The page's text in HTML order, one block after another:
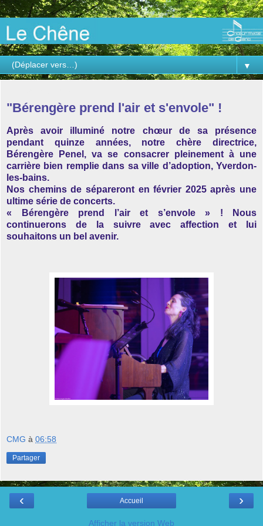
▼
"Bérengère prend l'air et s'envole" !
Après avoir illuminé notre chœur de sa présence
pendant quinze années, notre chère directrice,
Bérengère Penel, va se consacrer pleinement à une
carrière bien remplie dans sa ville d’adoption, Yverdon-
les-bains.
Nos chemins de sépareront en février 2025 après une
ultime série de concerts.
« Bérengère prend l’air et s’envole » ! Nous
continuerons de la suivre avec affection et lui
souhaitons un bel avenir.
CMG à 06:58
Partager
‹ ›
Accueil
Afficher la version Web